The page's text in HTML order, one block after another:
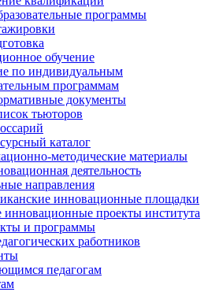
программы
обучение
по индивидуальным
программам
документы
тьюторов
каталог
методические материалы
деятельность
направления
инновационные площадки
инновационные проекты института
и программы
работников
педагогам